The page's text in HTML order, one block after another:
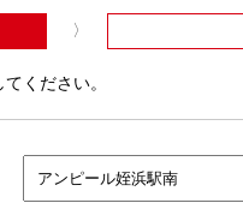
ください。